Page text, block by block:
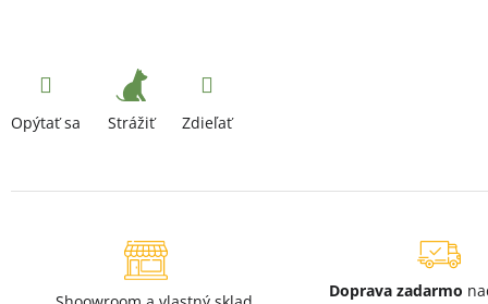
Opýtať sa Strážiť Zdieľať
Doprava zadarmo